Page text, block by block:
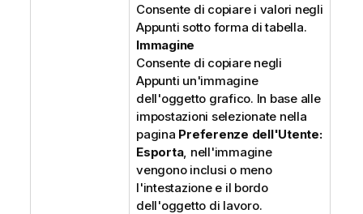
Consente di copiare i valori negli
Appunti sotto forma di tabella.
Immagine
Consente di copiare negli
Appunti un'immagine
dell'oggetto grafico. In base alle
impostazioni selezionate nella
pagina Preferenze dell'Utente:
Esporta, nell'immagine
vengono inclusi o meno
l'intestazione e il bordo
dell'oggetto di lavoro.